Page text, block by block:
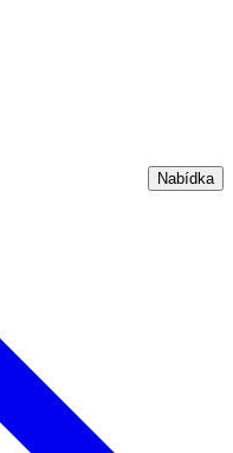
Nabídka